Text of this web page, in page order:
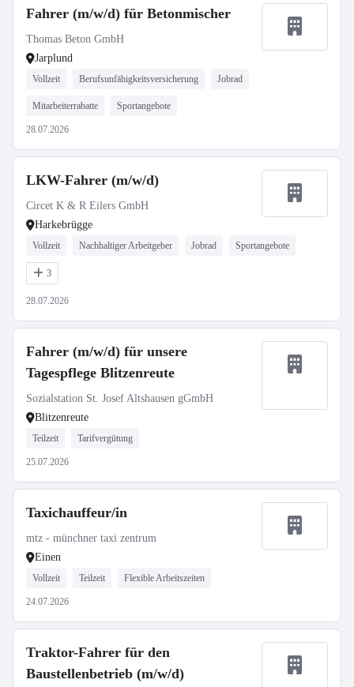
Fahrer (m/w/d) für Betonmischer
Thomas Beton GmbH
Jarplund
Vollzeit Berufsunfähigkeitsversicherung Jobrad
Mitarbeiterrabatte Sportangebote
28.07.2026
LKW-Fahrer (m/w/d)
Circet K & R Eilers GmbH
Harkebrügge
Vollzeit Nachhaltiger Arbeitgeber Jobrad Sportangebote
3
28.07.2026
Fahrer (m/w/d) für unsere
Tagespflege Blitzenreute
Sozialstation St. Josef Altshausen gGmbH
Blitzenreute
Teilzeit Tarifvergütung
25.07.2026
Taxichauffeur/in
mtz - münchner taxi zentrum
Einen
Vollzeit Teilzeit Flexible Arbeitszeiten
24.07.2026
Traktor-Fahrer für den
Baustellenbetrieb (m/w/d)